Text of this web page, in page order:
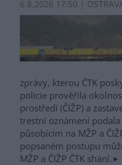
6.8.2026 17:50 |
zprávy, kterou ČTK
policie prověřila
prostředí (ČIŽP) a
trestní oznámení
působícím na MŽP a
popsaném postupu
MŽP a ČIŽP ČTK shání.